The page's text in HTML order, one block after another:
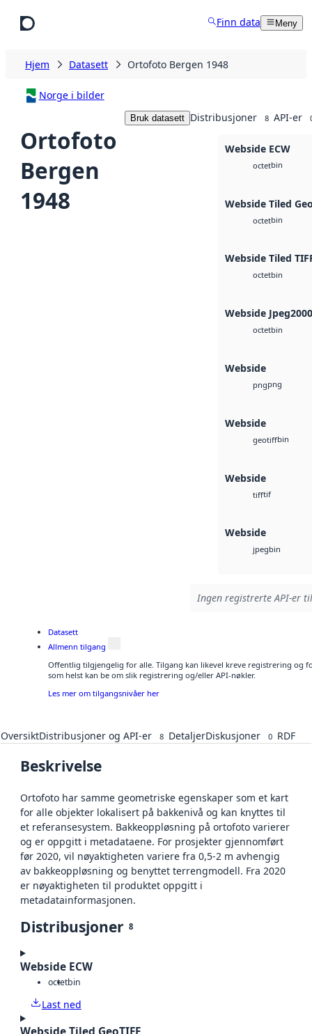
Finn data Meny
Hjem Datasett Ortofoto Bergen 1948
Norge i bilder
Ortofoto
Bergen
1948
Bruk datasett Distribusjoner 8 API-er
Webside ECW
octetbin
Webside Tiled
octetbin
Webside Tiled
octetbin
Webside Jpeg2000
octetbin
Webside
pngpng
Webside
geotiffbin
Webside
tifftif
Webside
jpegbin
Ingen registrerte API-er
Datasett
Allmenn tilgang
Offentlig tilgjengelig for alle. Tilgang kan likevel kreve registrering og
som helst kan be om slik registrering og/eller API-nøkler.
Les mer om tilgangsnivåer her
OversiktDistribusjoner og API-er 8 DetaljerDiskusjoner 0 RDF
Beskrivelse
Ortofoto har samme geometriske egenskaper som et kart
for alle objekter lokalisert på bakkenivå og kan knyttes til
et referansesystem. Bakkeoppløsning på ortofoto varierer
og er oppgitt i metadataene. For prosjekter gjennomført
før 2020, vil nøyaktigheten variere fra 0,5-2 m avhengig
av bakkeoppløsning og benyttet terrengmodell. Fra 2020
er nøyaktigheten til produktet oppgitt i
metadatainformasjonen.
Distribusjoner 8
Webside ECW
octetbin
Last ned